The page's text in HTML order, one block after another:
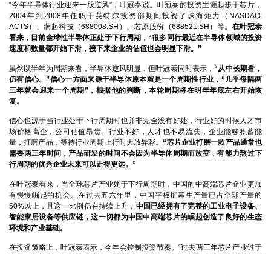
“今年半导体行业迎来一股逆风”，叶冠泰说。叶冠泰的投资生涯起步于芯片，
2004年到2008年任职于英特尔投资部期间投资了珠海炬力（NASDAQ:
ACTS）、澜起科技（688008.SH）、芯原股份（688521.SH）等。 在叶冠泰
看来，目前全球性半导体正处于下行周期，“很多同行最近在半导体领域的投资
速度和数量都开始下滑，接下来企业的估值也会明显下滑。”
虽然以半年为周期来看，半导体逆风明显，但叶冠泰同时表示，“从中长期看，
仍有信心。”信心一方面来源于半导体原本就是一个周期性行业，“几乎每隔两
三年就会迎来一个周期”，根据他的判断，本轮周期将在明年年底左右开始恢
复。
信心也源于当行业处于下行周期时也并非完全没有好处，行业好的时候人才市
场价格高企，公司估值昂贵。行业不好，人才也不易流失，企业能够积蓄能
量，打磨产品，等待行业周期上行时大放异彩。“芯片企业打磨一款产品通常也
需要两三年时间，产品研发的时间不会因为半导体周期而改变，有能力熬过下
行周期的优秀企业未来可以走得更远。”
在叶冠泰看来，当全球芯片产业处于下行周期时，中国的中高端芯片企业更加
有慢慢崛起的机会。在过去五六年里，中国平板屏幕生产量已占全球产量的
50%以上，且这一比例仍在持续上升， 中国已经拥有了完整的工业电子设备、
智能家居设备等供应链，这一切都为中国中高端芯片的崛起创造了良好的生态
环境和产业基础。
在投资策略上，叶冠泰表示，今年会控制投资节奏。“过去两三年芯片产业过于